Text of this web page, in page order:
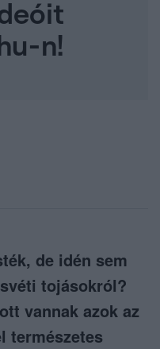
n!
de idén sem
tojásokról?
vannak azok az
természetes